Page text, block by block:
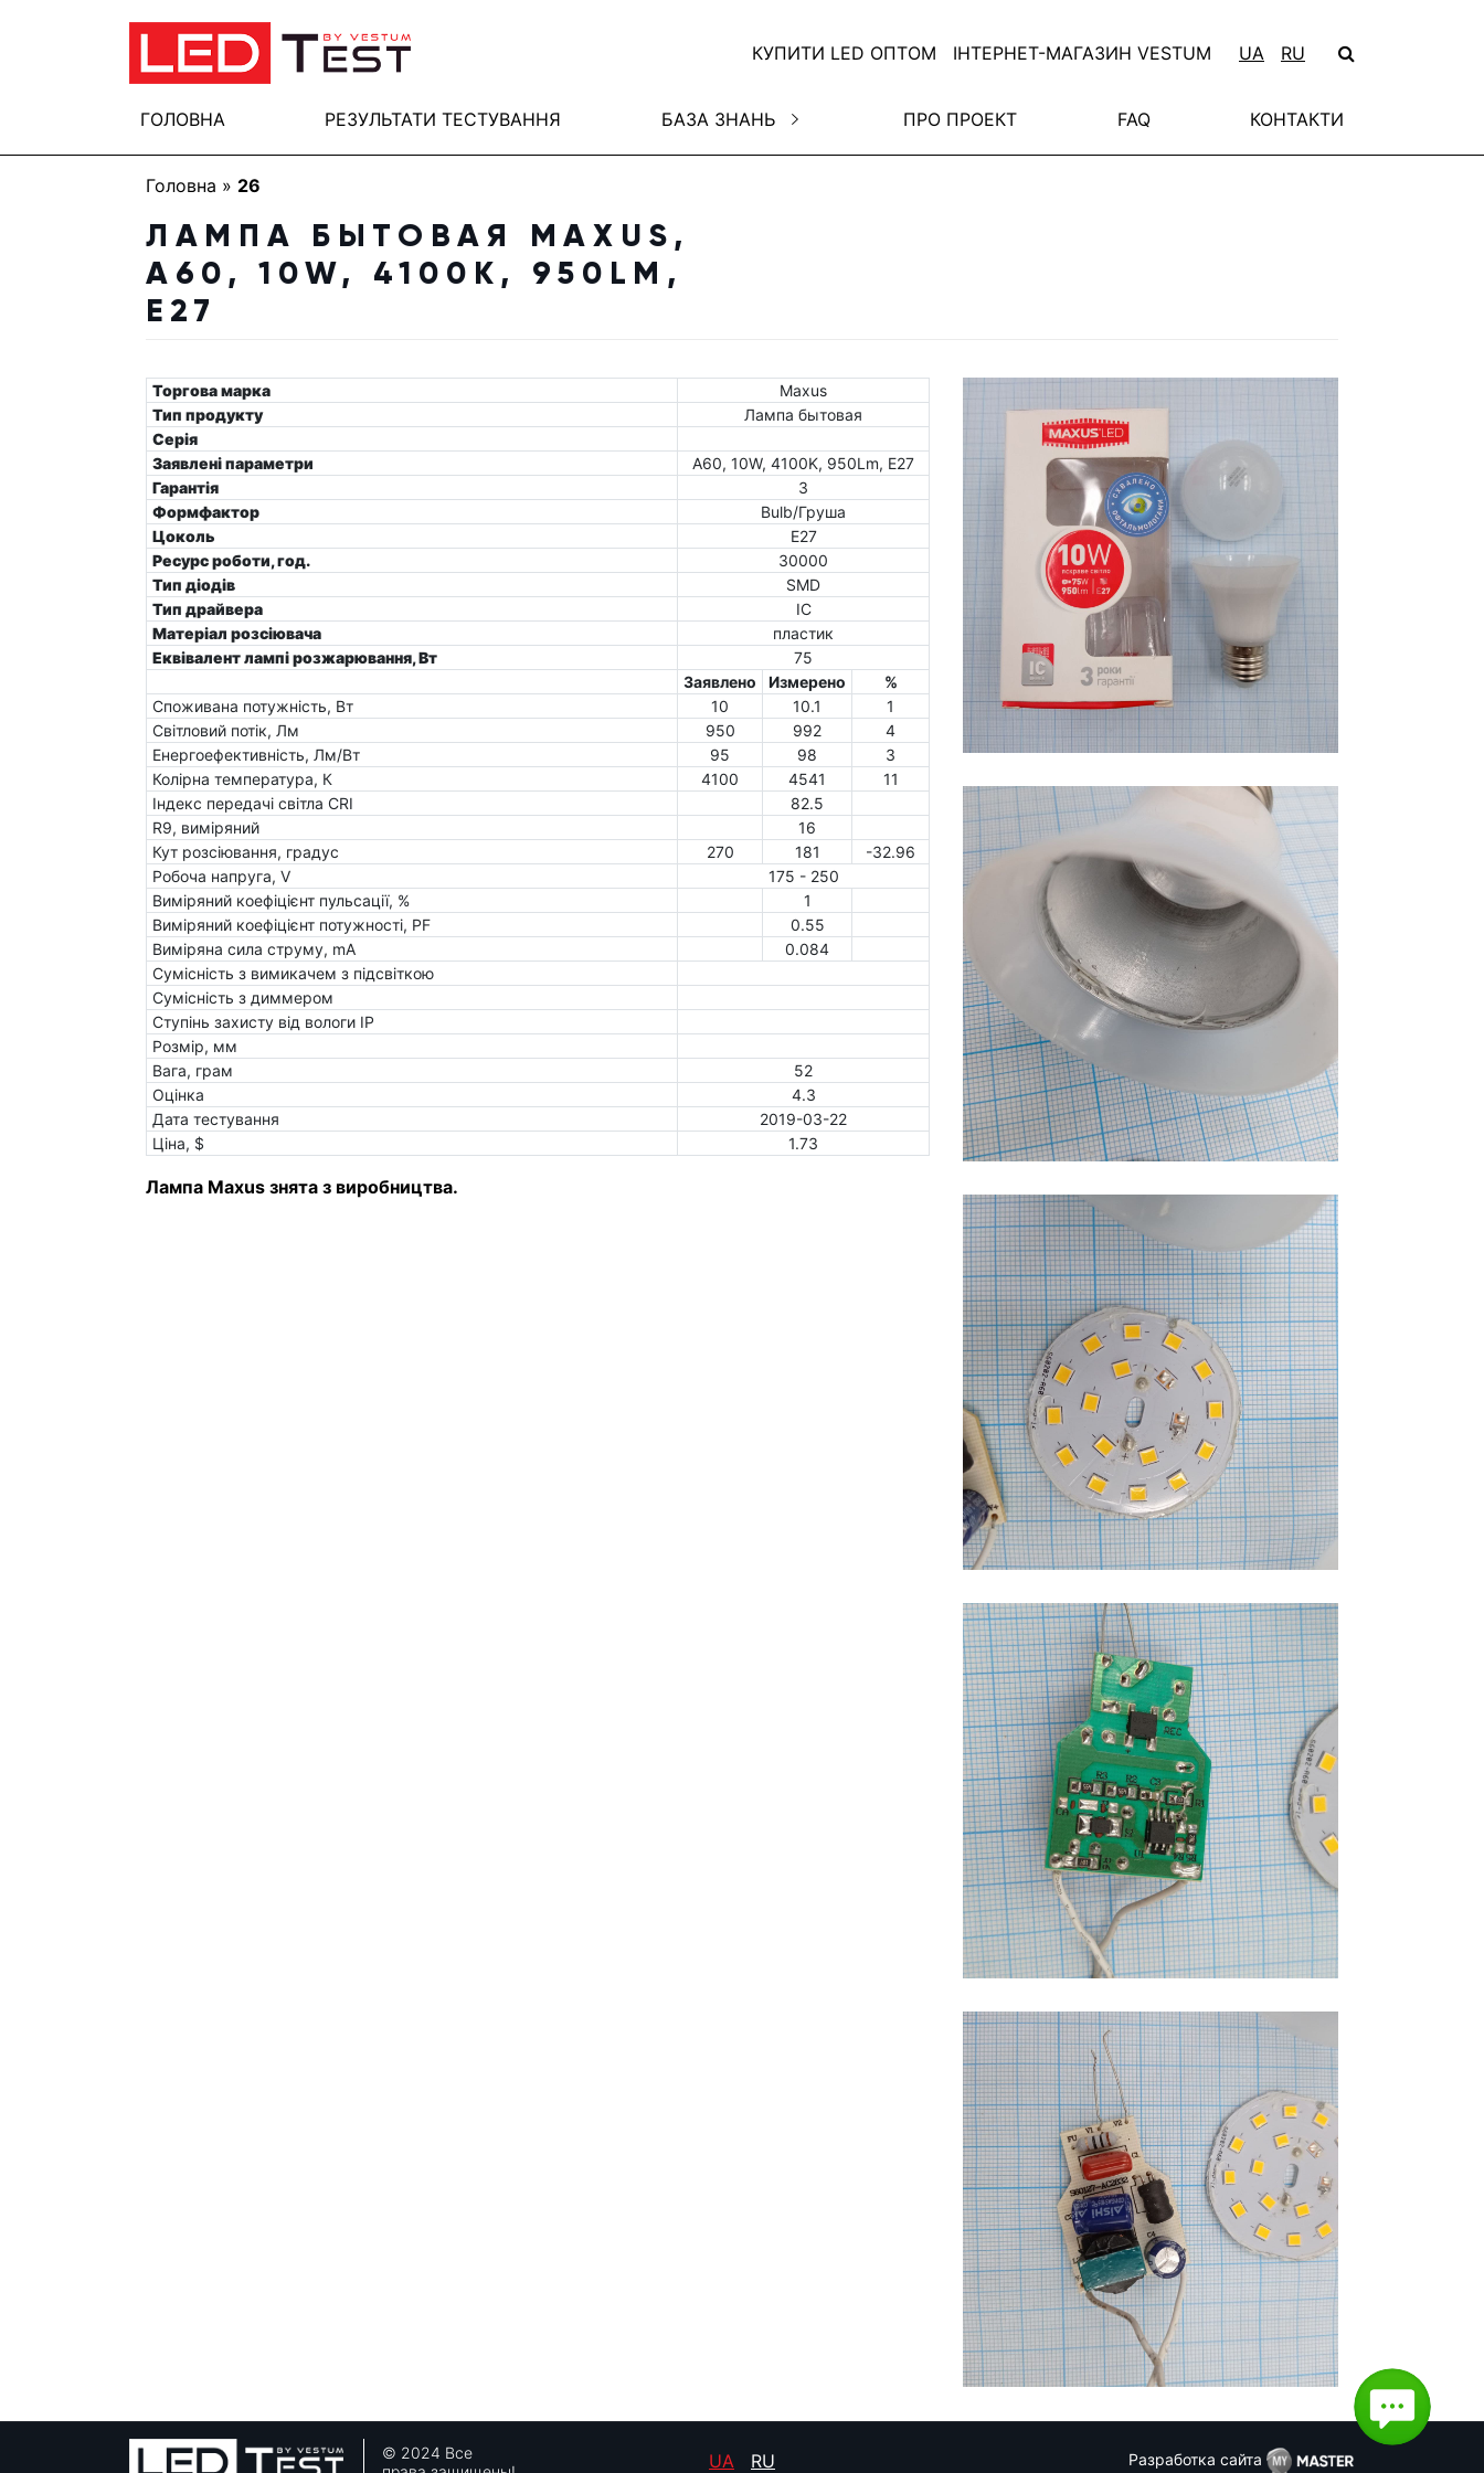
КУПИТИ LED ОПТОМ ІНТЕРНЕТ-МАГАЗИН VESTUM UA RU
ГОЛОВНА РЕЗУЛЬТАТИ ТЕСТУВАННЯ БАЗА ЗНАНЬ ПРО ПРОЕКТ FAQ КОНТАКТИ
Головна » 26
ЛАМПА БЫТОВАЯ MAXUS,
A60, 10W, 4100K, 950LM,
E27
Торгова марка
Maxus
Тип продукту
Лампа бытовая
Серія
Заявлені параметри
A60, 10W, 4100K, 950Lm, E27
Гарантія
3
Формфактор
Bulb/Груша
Цоколь
E27
Ресурс роботи, год.
30000
Тип діодів
SMD
Тип драйвера
IC
Матеріал розсіювача
пластик
Еквівалент лампі розжарювання, Вт
75
Заявлено
Измерено
%
Споживана потужність, Вт
10 10.1
1
Світловий потік, Лм
950 992
4
Енергоефективність, Лм/Вт
95 98
3
Колірна температура, К
4100 4541
11
Індекс передачі світла CRI
82.5
R9, виміряний
16
Кут розсіювання, градус
270 181
-32.96
Робоча напруга, V
175 - 250
Виміряний коефіцієнт пульсації, %
1
Виміряний коефіцієнт потужності, PF
0.55
Виміряна сила струму, mA
0.084
Сумісність з вимикачем з підсвіткою
Сумісність з диммером
Ступінь захисту від вологи IP
Розмір, мм
Вага, грам
52
Оцінка
4.3
Дата тестування
2019-03-22
Ціна, $
1.73
Лампа Maxus знята з виробництва.
© 2024 Все
UA RU Разработка сайта